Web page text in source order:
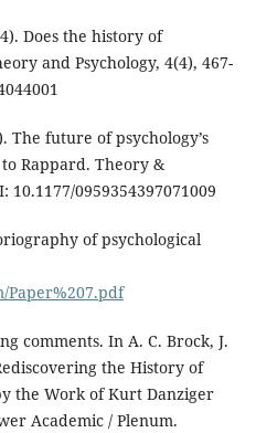
Does the history of
and Psychology, 4(4), 467-
The future of psychology’s
Rappard. Theory &
10.1177/0959354397071009
of psychological
comments. In A. C. Brock, J.
the History of
the Work of Kurt Danziger
Academic / Plenum.